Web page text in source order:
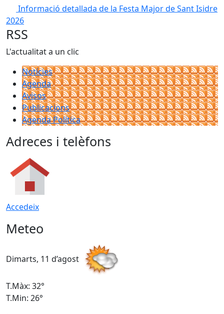
Informació detallada de la Festa Major de Sant Isidre
2026
RSS
L'actualitat a un clic
Notícies
Agenda
Avisos
Publicacions
Agenda Política
Adreces i telèfons
Accedeix
Meteo
Dimarts, 11 d’agost
T.Màx: 32°
T.Min: 26°